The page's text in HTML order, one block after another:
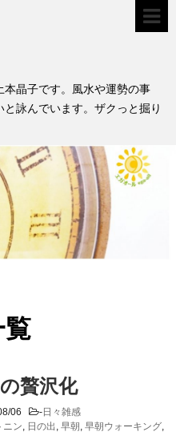
晶子です。風水や運勢の事
詠んでいます。ザクっと掘り
覧
の贅沢化
06 -日々雑感
ニン, 日の出 , 早朝 , 早朝ウォーキング,